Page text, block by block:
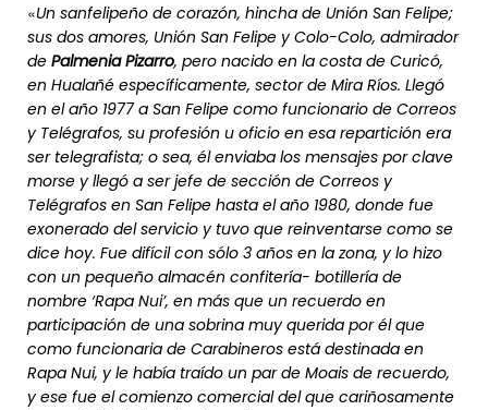
«Un sanfelipeño de corazón, hincha de Unión San Felipe;
sus dos amores, Unión San Felipe y Colo-Colo, admirador
de Palmenia Pizarro, pero nacido en la costa de Curicó,
en Hualañé específicamente, sector de Mira Ríos. Llegó
en el año 1977 a San Felipe como funcionario de Correos
y Telégrafos, su profesión u oficio en esa repartición era
ser telegrafista; o sea, él enviaba los mensajes por clave
morse y llegó a ser jefe de sección de Correos y
Telégrafos en San Felipe hasta el año 1980, donde fue
exonerado del servicio y tuvo que reinventarse como se
dice hoy. Fue difícil con sólo 3 años en la zona, y lo hizo
con un pequeño almacén confitería- botillería de
nombre ‘Rapa Nui’, en más que un recuerdo en
participación de una sobrina muy querida por él que
como funcionaria de Carabineros está destinada en
Rapa Nui, y le había traído un par de Moais de recuerdo,
y ese fue el comienzo comercial del que cariñosamente